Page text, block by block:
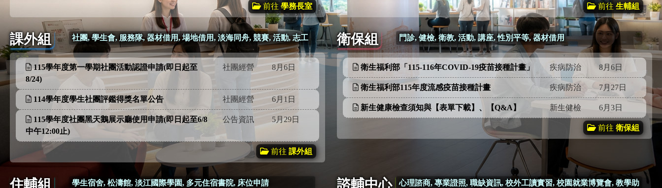
前往 學務長室 前往 生輔組
課外組 社團, 學生會, 服務隊, 器材借用, 場地借用, 淡海同舟, 競賽, 活動, 志工
115學年度第一學期社團活動認證申請(即日起至
8/24)
社團經營 8月6日
114學年度學生社團評鑑得獎名單公告 社團經營 6月1日
115學年度社團黑天鵝展示廳使用申請(即日起至6/8
中午12:00止)
公告資訊 5月29日
前往 課外組
衛保組 門診, 健檢, 衛教, 活動, 講座, 性別平等, 器材借用
衛生福利部「115-116年COVID-19疫苗接種計畫」 疾病防治 8月6日
衛生福利部115年度流感疫苗接種計畫 疾病防治 7月27日
新生健康檢查須知與【表單下載】、【Q&A】 新生健檢 6月3日
前往 衛保組
住輔組 學生宿舍, 松濤館, 淡江國際學園, 多元住宿書院, 床位申請 諮輔中心 心理諮商, 專業證照, 職缺資訊, 校外工讀實習, 校園就業博覽會, 教學助